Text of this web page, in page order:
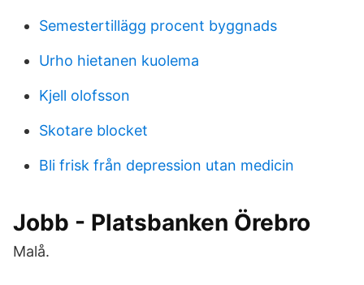
Semestertillägg procent byggnads
Urho hietanen kuolema
Kjell olofsson
Skotare blocket
Bli frisk från depression utan medicin
Jobb - Platsbanken Örebro
Malå.